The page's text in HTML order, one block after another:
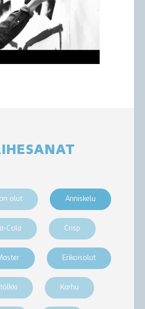
olut Anniskelu
Cola Crisp
Erikoisolut
Karhu